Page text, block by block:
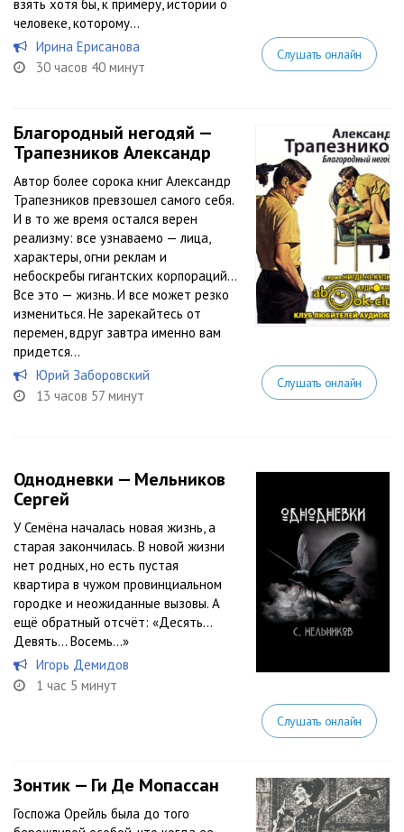
взять хотя бы, к примеру, истории о
человеке, которому...
Ирина Ерисанова
30 часов 40 минут
Слушать онлайн
Благородный негодяй —
Трапезников Александр
Автор более сорока книг Александр
Трапезников превзошел самого себя.
И в то же время остался верен
реализму: все узнаваемо — лица,
характеры, огни реклам и
небоскребы гигантских корпораций…
Все это — жизнь. И все может резко
измениться. Не зарекайтесь от
перемен, вдруг завтра именно вам
придется...
Юрий Заборовский
13 часов 57 минут
Слушать онлайн
Однодневки — Мельников
Сергей
У Семёна началась новая жизнь, а
старая закончилась. В новой жизни
нет родных, но есть пустая
квартира в чужом провинциальном
городке и неожиданные вызовы. А
ещё обратный отсчёт: «Десять…
Девять… Восемь...»
Игорь Демидов
1 час 5 минут
Слушать онлайн
Зонтик — Ги Де Мопассан
Госпожа Орейль была до того